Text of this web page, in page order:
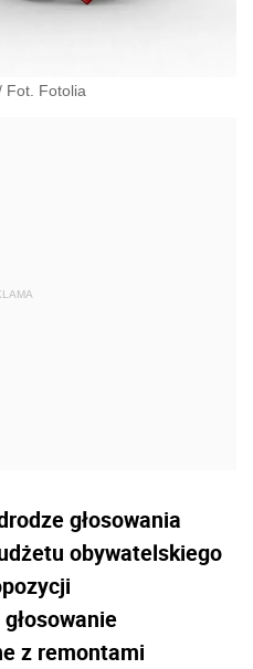
Fot. Fotolia
głosowania
obywatelskiego
z remontami